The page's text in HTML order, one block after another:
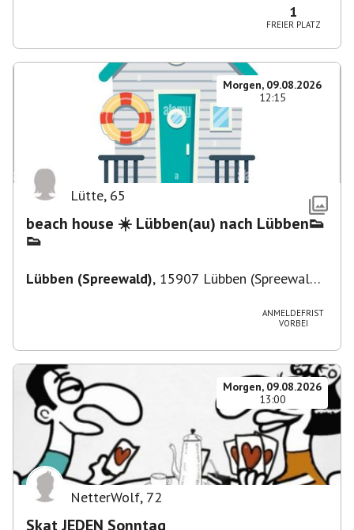
1
FREIER PLATZ
Morgen, 09.08.2026
12:15
Lütte, 65
beach house ☀️ Lübben(au) nach Lübben👟
👟
Lübben (Spreewald), 15907 Lübben (Spreewald),
ANMELDEFRIST
VORBEI
Morgen, 09.08.2026
13:00
NetterWolf, 72
Skat JEDEN Sonntag